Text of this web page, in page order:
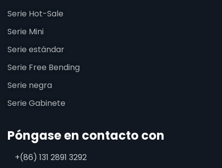
Serie Hot-Sale
Serie Mini
Serie estándar
Serie Free Bending
Serie negra
Serie Gabinete
Póngase en contacto con
+(86) 131 2891 3292